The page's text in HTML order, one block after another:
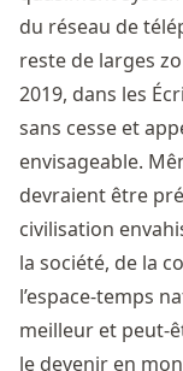
du réseau de
reste de larges
2019, dans les
sans cesse et
envisageable.
devraient être
civilisation
la société, de la
l’espace-temps
meilleur et peut-
le devenir en